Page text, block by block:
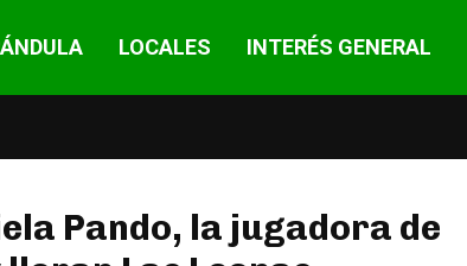
LOCALES INTERÉS GENERAL
Pando, la jugadora de